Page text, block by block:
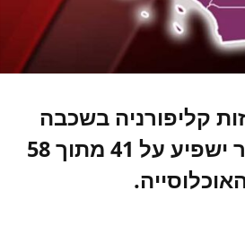
קליפורניה בשכבה
הסגולה על רקע עלייה בנדבקים בנגיף. העוצר ישפיע על 41 מתוך 58